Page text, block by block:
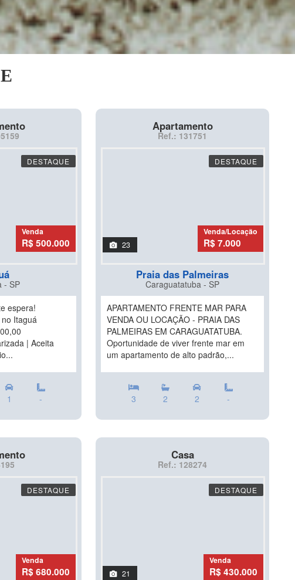
DESTAQUE
Venda
R$ 500.000
- SP
espera!
Itaguá
| Aceita
1 -
Apartamento
Ref.: 131751
DESTAQUE
23
Venda/Locação
R$ 7.000
Praia das Palmeiras
Caraguatatuba - SP
APARTAMENTO FRENTE MAR PARA
VENDA OU LOCAÇÃO - PRAIA DAS
PALMEIRAS EM CARAGUATATUBA.
Oportunidade de viver frente mar em
um apartamento de alto padrão,...
3 2 2 -
DESTAQUE
Venda
R$ 680.000
Casa
Ref.: 128274
DESTAQUE
21
Venda
R$ 430.000